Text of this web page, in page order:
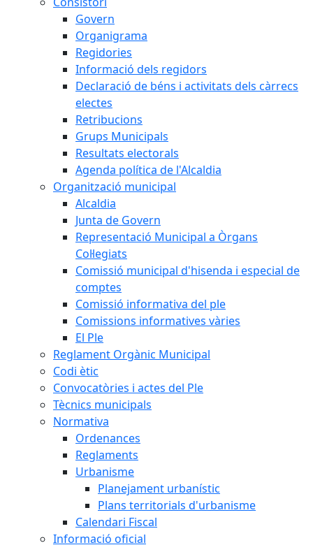
Govern
Organigrama
Regidories
Informació dels regidors
Declaració de béns i activitats dels càrrecs
electes
Retribucions
Grups Municipals
Resultats electorals
Agenda política de l'Alcaldia
Organització municipal
Alcaldia
Junta de Govern
Representació Municipal a Òrgans
Col·legiats
Comissió municipal d'hisenda i especial de
comptes
Comissió informativa del ple
Comissions informatives vàries
El Ple
Reglament Orgànic Municipal
Codi ètic
Convocatòries i actes del Ple
Tècnics municipals
Normativa
Ordenances
Reglaments
Urbanisme
Planejament urbanístic
Plans territorials d'urbanisme
Calendari Fiscal
Informació oficial